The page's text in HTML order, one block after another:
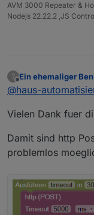
AVM 3000 Repeater &
Nodejs 22.22.2 ,JS
?
Offline
Ein ehemaliger
@haus-
Vielen Dank fuer
Damit sind http
problemlos